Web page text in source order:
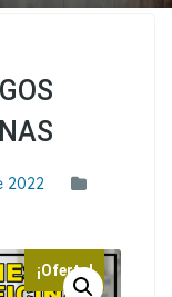
2022
¡Oferta!